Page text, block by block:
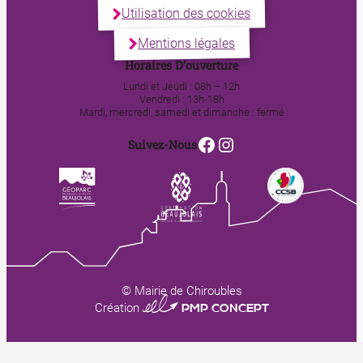
Utilisation des cookies
Mentions légales
Horaires D’ouverture
Lundi et Jeudi : 08h – 12h
Vendredi : 13h-18h
Mardi, mercredi, samedi et dimanche : fermé
Suivez-NousFacebook
Instagram
© Mairie de Chiroubles
Création 0123 PMP CONCEPT